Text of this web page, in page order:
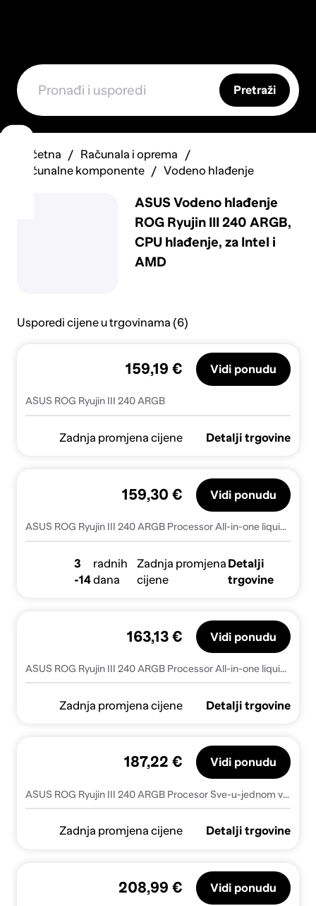
Pretraži
Početna
Računala i oprema
Računalne komponente
Vodeno hlađenje
ASUS Vodeno hlađenje
ROG Ryujin III 240 ARGB,
CPU hlađenje, za Intel i
AMD
Usporedi cijene u trgovinama (6)
ASUS ROG Ryujin III 240 ARGB
159,19 € Vidi ponudu
Zadnja promjena cijene Detalji trgovine
ASUS ROG Ryujin III 240 ARGB Processor All-in-one liquid cooler 12 cm Black 1 pc(s)
159,30 € Vidi ponudu
3
-14
radnih
dana
Zadnja promjena
cijene
Detalji
trgovine
ASUS ROG Ryujin III 240 ARGB Processor All-in-one liquid cooler 12 cm Black 1 pc(s)
163,13 € Vidi ponudu
Zadnja promjena cijene Detalji trgovine
ASUS ROG Ryujin III 240 ARGB Procesor Sve-u-jednom vodeno hlađenje 12 cm Crno 1 kom
187,22 € Vidi ponudu
Zadnja promjena cijene Detalji trgovine
208,99 € Vidi ponudu